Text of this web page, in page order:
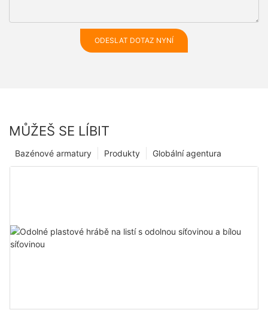
ODESLAT DOTAZ NYNÍ
MŮŽEŠ SE LÍBIT
Globální agentura
Produkty
Bazénové armatury